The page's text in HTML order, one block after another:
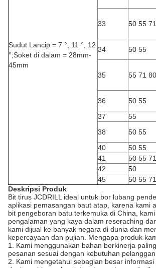
Sudut Lancip = 7 °, 11 °, 12
°;Soket di dalam = 28mm-
45mm
33 50 55
34
50 55
35 55 71 80
36
50 55
37
55
38
50 55
40
50 55
41
50 55 71
42
50
45
50 55 71
Deskripsi Produk
Bit tirus JCDRILL ideal untuk bor lubang
aplikasi pemasangan baut atap, karena kami
bit pengeboran batu terkemuka di China,
pengalaman yang kaya dalam reseraching
kami dijual ke banyak negara di dunia dan
kepercayaan dan pujian. Mengapa produk
1. Kami menggunakan bahan berkinerja
pesanan sesuai dengan kebutuhan pelanggan.
2. Kami mengetahui sebagian besar